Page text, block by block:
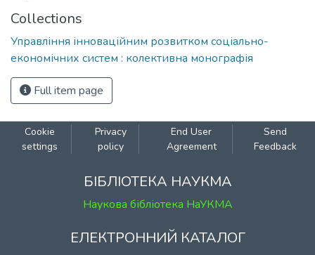
Collections
Управління інноваційним розвитком соціально-
економічних систем : колективна монографія
Full item page
Cookie
settings
Privacy
policy
End User
Agreement
Send
Feedback
БІБЛІОТЕКА НАУКМА
Наукова бібліотека НаУКМА
ЕЛЕКТРОННИЙ КАТАЛОГ